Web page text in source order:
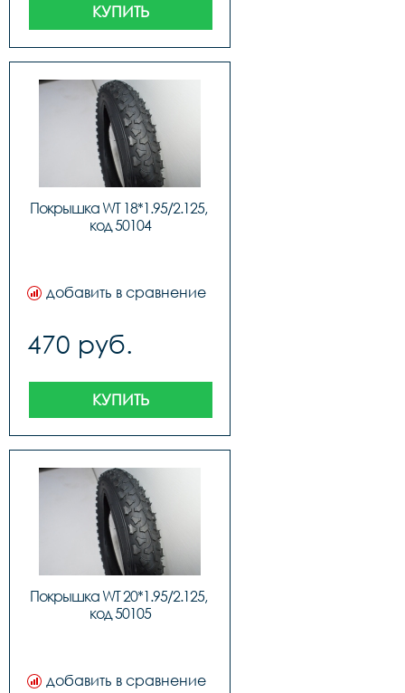
КУПИТЬ
Покрышка WT 18*1.95/2.125,
код 50104
добавить в сравнение
470 руб.
КУПИТЬ
Покрышка WT 20*1.95/2.125,
код 50105
добавить в сравнение